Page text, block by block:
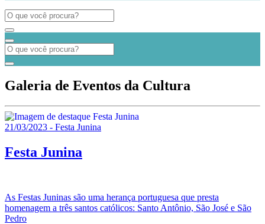
Galeria de Eventos da Cultura
21/03/2023 - Festa Junina
Festa Junina
As Festas Juninas são uma herança portuguesa que presta
homenagem a três santos católicos: Santo Antônio, São José e São
Pedro